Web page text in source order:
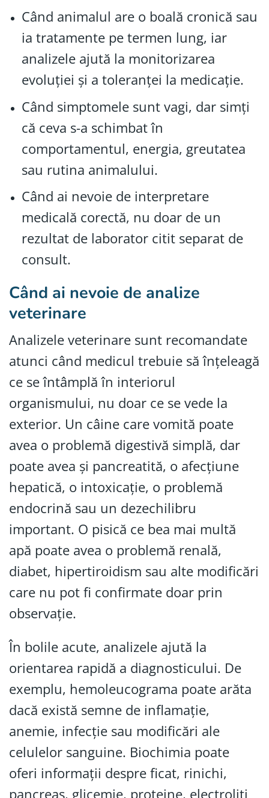
Când animalul are o boală cronică sau
ia tratamente pe termen lung, iar
analizele ajută la monitorizarea
evoluției și a toleranței la medicație.
Când simptomele sunt vagi, dar simți
că ceva s-a schimbat în
comportamentul, energia, greutatea
sau rutina animalului.
Când ai nevoie de interpretare
medicală corectă, nu doar de un
rezultat de laborator citit separat de
consult.
Când ai nevoie de analize
veterinare
Analizele veterinare sunt recomandate
atunci când medicul trebuie să înțeleagă
ce se întâmplă în interiorul
organismului, nu doar ce se vede la
exterior. Un câine care vomită poate
avea o problemă digestivă simplă, dar
poate avea și pancreatită, o afecțiune
hepatică, o intoxicație, o problemă
endocrină sau un dezechilibru
important. O pisică ce bea mai multă
apă poate avea o problemă renală,
diabet, hipertiroidism sau alte modificări
care nu pot fi confirmate doar prin
observație.
În bolile acute, analizele ajută la
orientarea rapidă a diagnosticului. De
exemplu, hemoleucograma poate arăta
dacă există semne de inflamație,
anemie, infecție sau modificări ale
celulelor sanguine. Biochimia poate
oferi informații despre ficat, rinichi,
pancreas, glicemie, proteine, electroliți